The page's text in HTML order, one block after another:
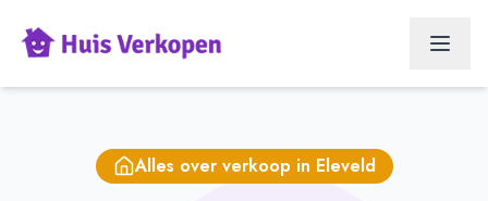
Alles over verkoop in Eleveld